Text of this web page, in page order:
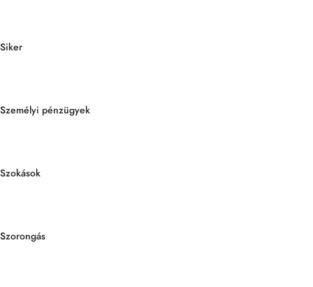
Siker
Személyi pénzügyek
Szokások
Szorongás